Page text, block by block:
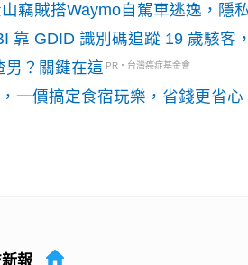
竊賊搭Waymo自駕車逃逸，隱
靠 GDID 識別碼追蹤 19 歲駭客
男？關鍵在這 PR・台灣癌症基金會
一價搞定食宿玩樂，省錢更省心
報